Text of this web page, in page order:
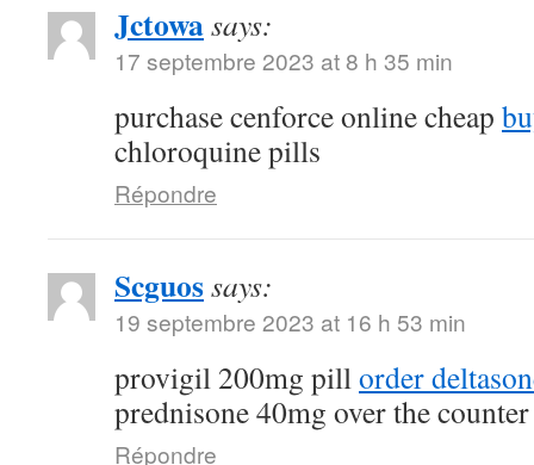
Jctowasays:
17 septembre 2023 at 8 h 35 min
purchase cenforce online cheap
chloroquine pills
Répondre
Scguossays:
19 septembre 2023 at 16 h 53 min
provigil 200mg pillorder
prednisone 40mg over the counter
Répondre